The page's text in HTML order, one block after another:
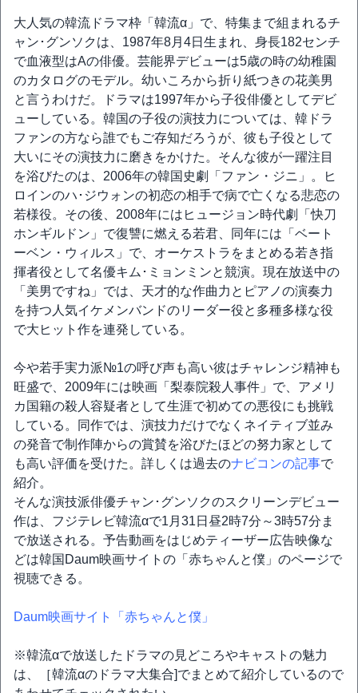
大人気の韓流ドラマ枠「韓流α」で、特集まで組まれるチ
ャン･グンソクは、1987年8月4日生まれ、身長182センチ
で血液型はAの俳優。芸能界デビューは5歳の時の幼稚園
のカタログのモデル。幼いころから折り紙つきの花美男
と言うわけだ。ドラマは1997年から子役俳優としてデビ
ューしている。韓国の子役の演技力については、韓ドラ
ファンの方なら誰でもご存知だろうが、彼も子役として
大いにその演技力に磨きをかけた。そんな彼が一躍注目
を浴びたのは、2006年の韓国史劇「ファン・ジニ」。ヒ
ロインのハ･ジウォンの初恋の相手で病で亡くなる悲恋の
若様役。その後、2008年にはヒュージョン時代劇「快刀
ホンギルドン」で復讐に燃える若君、同年には「ベート
ーベン・ウィルス」で、オーケストラをまとめる若き指
揮者役として名優キム･ミョンミンと競演。現在放送中の
「美男ですね」では、天才的な作曲力とピアノの演奏力
を持つ人気イケメンバンドのリーダー役と多種多様な役
で大ヒット作を連発している。
今や若手実力派№1の呼び声も高い彼はチャレンジ精神も
旺盛で、2009年には映画「梨泰院殺人事件」で、アメリ
カ国籍の殺人容疑者として生涯で初めての悪役にも挑戦
している。同作では、演技力だけでなくネイティブ並み
の発音で制作陣からの賞賛を浴びたほどの努力家として
も高い評価を受けた。詳しくは過去のナビコンの記事で
紹介。
そんな演技派俳優チャン･グンソクのスクリーンデビュー
作は、フジテレビ韓流αで1月31日昼2時7分～3時57分ま
で放送される。予告動画をはじめティーザー広告映像な
どは韓国Daum映画サイトの「赤ちゃんと僕」のページで
視聴できる。
Daum映画サイト「赤ちゃんと僕」
※韓流αで放送したドラマの見どころやキャストの魅力
は、［韓流αのドラマ大集合]でまとめて紹介しているので